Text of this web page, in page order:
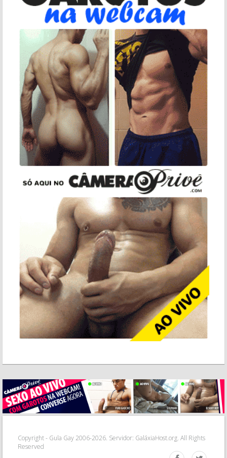
Copyright - Gula Gay2006-2026. Servidor: GaláxiaHost.org. All Rights
Reserved